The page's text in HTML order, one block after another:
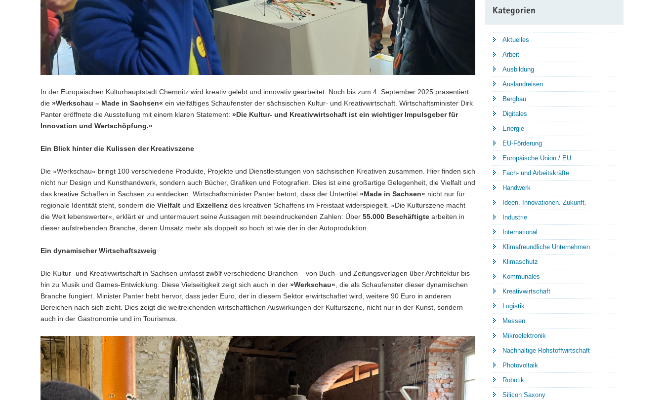
In der Europäischen Kulturhauptstadt Chemnitz wird kreativ gelebt und innovativ gearbeitet. Noch bis zum 4. September 2025 präsentiert
die »Werkschau – Made in Sachsen« ein vielfältiges Schaufenster der sächsischen Kultur- und Kreativwirtschaft. Wirtschaftsminister Dirk
Panter eröffnete die Ausstellung mit einem klaren Statement: »Die Kultur- und Kreativwirtschaft ist ein wichtiger Impulsgeber für
Innovation und Wertschöpfung.«
Ein Blick hinter die Kulissen der Kreativszene
Die »Werkschau« bringt 100 verschiedene Produkte, Projekte und Dienstleistungen von sächsischen Kreativen zusammen. Hier finden sich
nicht nur Design und Kunsthandwerk, sondern auch Bücher, Grafiken und Fotografien. Dies ist eine großartige Gelegenheit, die Vielfalt und
das kreative Schaffen in Sachsen zu entdecken. Wirtschaftsminister Panter betont, dass der Untertitel »Made in Sachsen« nicht nur für
regionale Identität steht, sondern die Vielfalt und Exzellenz des kreativen Schaffens im Freistaat widerspiegelt. »Die Kulturszene macht
die Welt lebenswerter«, erklärt er und untermauert seine Aussagen mit beeindruckenden Zahlen: Über 55.000 Beschäftigte arbeiten in
dieser aufstrebenden Branche, deren Umsatz mehr als doppelt so hoch ist wie der in der Autoproduktion.
Ein dynamischer Wirtschaftszweig
Die Kultur- und Kreativwirtschaft in Sachsen umfasst zwölf verschiedene Branchen – von Buch- und Zeitungsverlagen über Architektur bis
hin zu Musik und Games-Entwicklung. Diese Vielseitigkeit zeigt sich auch in der »Werkschau«, die als Schaufenster dieser dynamischen
Branche fungiert. Minister Panter hebt hervor, dass jeder Euro, der in diesem Sektor erwirtschaftet wird, weitere 90 Euro in anderen
Bereichen nach sich zieht. Dies zeigt die weitreichenden wirtschaftlichen Auswirkungen der Kulturszene, nicht nur in der Kunst, sondern
auch in der Gastronomie und im Tourismus.
Kategorien
Aktuelles
Arbeit
Ausbildung
Auslandreisen
Bergbau
Digitales
Energie
EU-Förderung
Europäische Union / EU
Fach- und Arbeitskräfte
Handwerk
Ideen. Innovationen. Zukunft.
Industrie
International
Klimafreundliche Unternehmen
Klimaschutz
Kommunales
Kreativwirtschaft
Logistik
Messen
Mikroelektronik
Nachhaltige Rohstoffwirtschaft
Photovoltaik
Robotik
Silicon Saxony